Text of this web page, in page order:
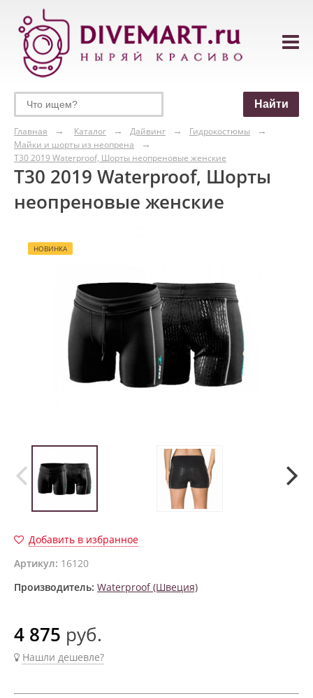
Главная Каталог Дайвинг
Гидрокостюмы
Майки и шорты из неопрена
T30 2019 Waterproof, Шорты неопреновые женские
T30 2019 Waterproof, Шорты
неопреновые женские
НОВИНКА
Добавить в избранное
Артикул: 16120
Производитель: Waterproof (Швеция)
4 875 руб.
Нашли дешевле?